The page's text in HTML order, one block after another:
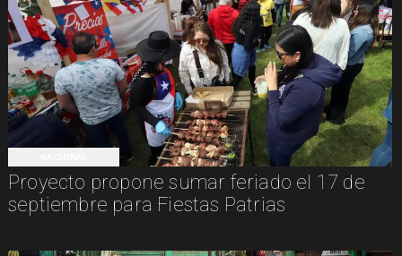
Proyecto propone sumar feriado el 17 de
septiembre para Fiestas Patrias